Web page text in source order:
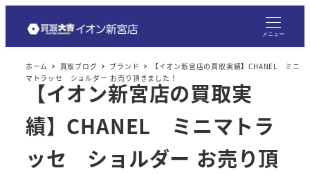
メニュー
ホーム 買取ブログ ブランド
【イオン新宮店の買取実績】CHANEL ミニ
マトラッセ ショルダー お売り頂きました！
【イオン新宮店の買取実
績】CHANEL ミニマトラ
ッセ ショルダー お売り頂